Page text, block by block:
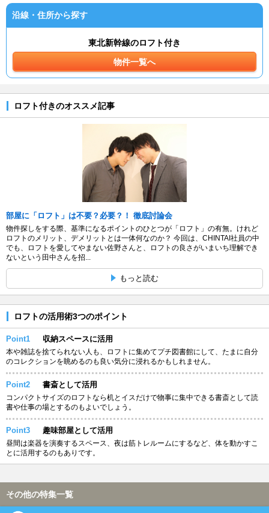
沿線・住所から探す
東北新幹線のロフト付き
物件一覧へ
ロフト付きのオススメ記事
部屋に「ロフト」は不要？必要？！ 徹底討論会
物件探しをする際、基準になるポイントのひとつが「ロフト」の有無。けれど
ロフトのメリット、デメリットとは一体何なのか？ 今回は、CHINTAI社員の中
でも、ロフトを愛してやまない佐野さんと、ロフトの良さがいまいち理解でき
ないという田中さんを招...
もっと読む
ロフトの活用術3つのポイント
Point1 収納スペースに活用
本や雑誌を捨てられない人も、ロフトに集めてプチ図書館にして、たまに自分
のコレクションを眺めるのも良い気分に浸れるかもしれません。
Point2 書斎として活用
コンパクトサイズのロフトなら机とイスだけで物事に集中できる書斎として読
書や仕事の場とするのもよいでしょう。
Point3 趣味部屋として活用
昼間は楽器を演奏するスペース、夜は筋トレルームにするなど、体を動かすこ
とに活用するのもありです。
その他の特集一覧